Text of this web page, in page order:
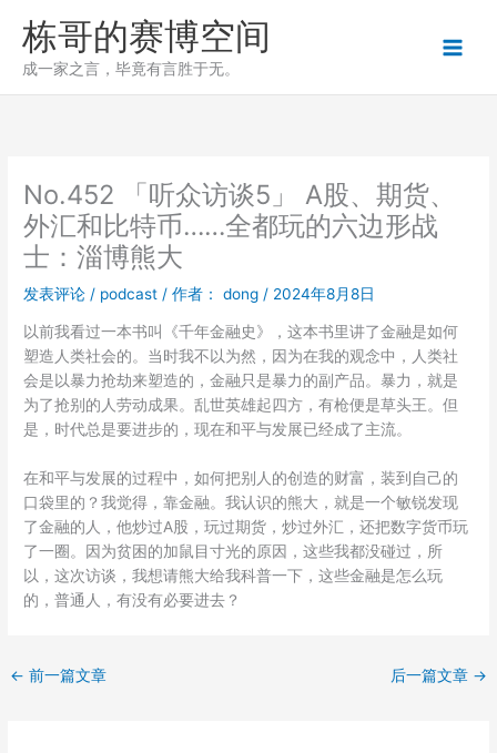
栋哥的赛博空间
成一家之言，毕竟有言胜于无。
No.452 「听众访谈5」 A股、期货、
外汇和比特币……全都玩的六边形战
士：淄博熊大
发表评论 / podcast / 作者： dong / 2024年8月8日
以前我看过一本书叫《千年金融史》，这本书里讲了金融是如何
塑造人类社会的。当时我不以为然，因为在我的观念中，人类社
会是以暴力抢劫来塑造的，金融只是暴力的副产品。暴力，就是
为了抢别的人劳动成果。乱世英雄起四方，有枪便是草头王。但
是，时代总是要进步的，现在和平与发展已经成了主流。
在和平与发展的过程中，如何把别人的创造的财富，装到自己的
口袋里的？我觉得，靠金融。我认识的熊大，就是一个敏锐发现
了金融的人，他炒过A股，玩过期货，炒过外汇，还把数字货币玩
了一圈。因为贫困的加鼠目寸光的原因，这些我都没碰过，所
以，这次访谈，我想请熊大给我科普一下，这些金融是怎么玩
的，普通人，有没有必要进去？
← 前一篇文章 后一篇文章 →